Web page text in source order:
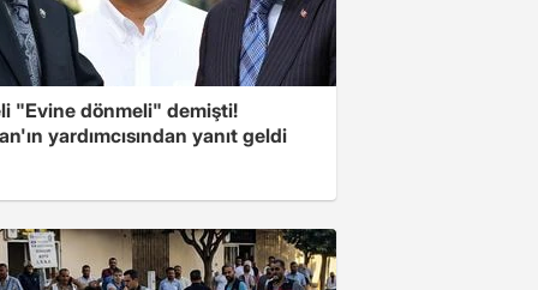
"Evine dönmeli" demişti!
yardımcısından yanıt geldi